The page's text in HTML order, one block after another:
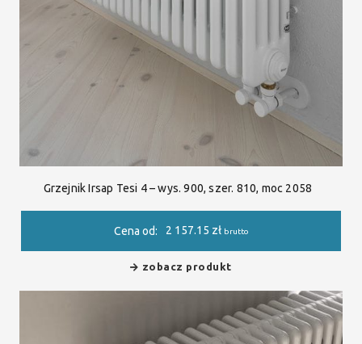
Grzejnik Irsap Tesi 4 – wys. 900, szer. 810, moc 2058
Cena od: 2 157.15 zł brutto
zobacz produkt